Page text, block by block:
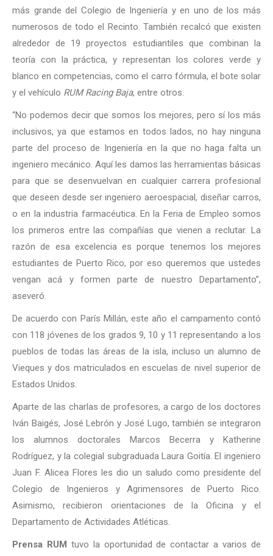
más grande del Colegio de Ingeniería y en uno de los más
numerosos de todo el Recinto. También recalcó que existen
alrededor de 19 proyectos estudiantiles que combinan la
teoría con la práctica, y representan los colores verde y
blanco en competencias, como el carro fórmula, el bote solar
y el vehículo RUM Racing Baja, entre otros.
“No podemos decir que somos los mejores, pero sí los más
inclusivos, ya que estamos en todos lados, no hay ninguna
parte del proceso de Ingeniería en la que no haga falta un
ingeniero mecánico. Aquí les damos las herramientas básicas
para que se desenvuelvan en cualquier carrera profesional
que deseen desde ser ingeniero aeroespacial, diseñar carros,
o en la industria farmacéutica. En la Feria de Empleo somos
los primeros entre las compañías que vienen a reclutar. La
razón de esa excelencia es porque tenemos los mejores
estudiantes de Puerto Rico, por eso queremos que ustedes
vengan acá y formen parte de nuestro Departamento”,
aseveró.
De acuerdo con París Millán, este año el campamento contó
con 118 jóvenes de los grados 9, 10 y 11 representando a los
pueblos de todas las áreas de la isla, incluso un alumno de
Vieques y dos matriculados en escuelas de nivel superior de
Estados Unidos.
Aparte de las charlas de profesores, a cargo de los doctores
Iván Baigés, José Lebrón y José Lugo, también se integraron
los alumnos doctorales Marcos Becerra y Katherine
Rodríguez, y la colegial subgraduada Laura Goitía. El ingeniero
Juan F. Alicea Flores les dio un saludo como presidente del
Colegio de Ingenieros y Agrimensores de Puerto Rico.
Asimismo, recibieron orientaciones de la Oficina y el
Departamento de Actividades Atléticas.
Prensa RUM tuvo la oportunidad de contactar a varios de